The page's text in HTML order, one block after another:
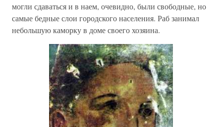
могли сдаваться и в наем, очевидно, были свободные, но
самые бедные слои городского населения. Раб занимал
небольшую каморку в доме своего хозяина.